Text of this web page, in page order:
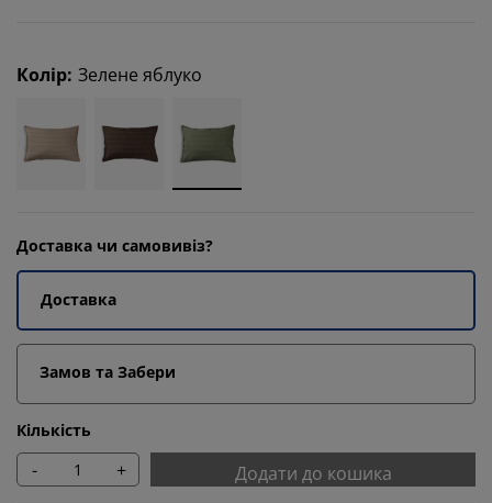
Колір: Зелене яблуко
Доставка чи самовивіз?
Доставка
Замов та Забери
Кількість
- + Додати до кошика